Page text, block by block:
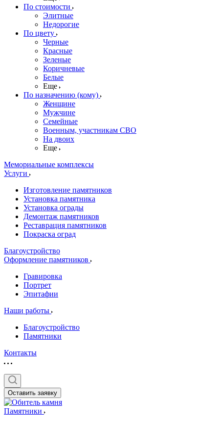
По стоимости
Элитные
Недорогие
По цвету
Черные
Красные
Зеленые
Коричневые
Белые
Еще
По назначению (кому)
Женщине
Мужчине
Семейные
Военным, участникам СВО
На двоих
Еще
Мемориальные комплексы
Услуги
Изготовление памятников
Установка памятника
Установка ограды
Демонтаж памятников
Реставрация памятников
Покраска оград
Благоустройство
Оформление памятников
Гравировка
Портрет
Эпитафии
Наши работы
Благоустройство
Памятники
Контакты
Оставить заявку
Памятники